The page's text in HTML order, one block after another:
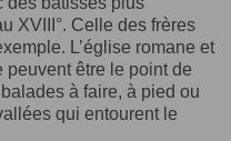
XVIII°. Celle des frères
L’église romane et
peuvent être le point de
à faire, à pied ou
qui entourent le